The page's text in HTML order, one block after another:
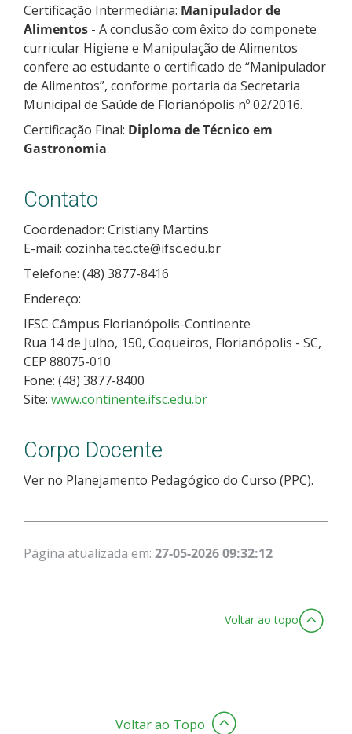
Certificação Intermediária: Manipulador de
Alimentos - A conclusão com êxito do componete
curricular Higiene e Manipulação de Alimentos
confere ao estudante o certificado de “Manipulador
de Alimentos”, conforme portaria da Secretaria
Municipal de Saúde de Florianópolis nº 02/2016.
Certificação Final: Diploma de Técnico em
Gastronomia.
Contato
Coordenador: Cristiany Martins
E-mail: cozinha.tec.cte@ifsc.edu.br
Telefone: (48) 3877-8416
Endereço:
IFSC Câmpus Florianópolis-Continente
Rua 14 de Julho, 150, Coqueiros, Florianópolis - SC,
CEP 88075-010
Fone: (48) 3877-8400
Site: www.continente.ifsc.edu.br
Corpo Docente
Ver no Planejamento Pedagógico do Curso (PPC).
Página atualizada em: 27-05-2026 09:32:12
Voltar ao topo
Voltar ao Topo